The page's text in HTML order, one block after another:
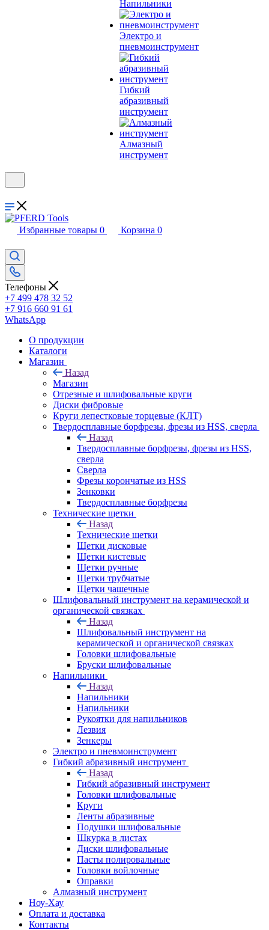
Напильники
Электро и
пневмоинструмент
Гибкий
абразивный
инструмент
Алмазный
инструмент
Избранные товары 0 Корзина 0
Телефоны
+7 499 478 32 52
+7 916 660 91 61
WhatsApp
О продукции
Каталоги
Магазин
Назад
Магазин
Отрезные и шлифовальные круги
Диски фибровые
Круги лепестковые торцевые (КЛТ)
Твердосплавные борфрезы, фрезы из HSS, сверла
Назад
Твердосплавные борфрезы, фрезы из HSS,
сверла
Сверла
Фрезы корончатые из HSS
Зенковки
Твердосплавные борфрезы
Технические щетки
Назад
Технические щетки
Щетки дисковые
Щетки кистевые
Щетки ручные
Щетки трубчатые
Щетки чашечные
Шлифовальный инструмент на керамической и
органической связках
Назад
Шлифовальный инструмент на
керамической и органической связках
Головки шлифовальные
Бруски шлифовальные
Напильники
Назад
Напильники
Напильники
Рукоятки для напильников
Лезвия
Зенкеры
Электро и пневмоинструмент
Гибкий абразивный инструмент
Назад
Гибкий абразивный инструмент
Головки шлифовальные
Круги
Ленты абразивные
Подушки шлифовальные
Шкурка в листах
Диски шлифовальные
Пасты полировальные
Головки войлочные
Оправки
Алмазный инструмент
Ноу-Хау
Оплата и доставка
Контакты